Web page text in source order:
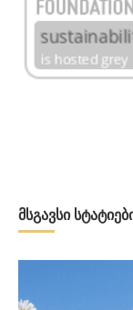
მსგავსი